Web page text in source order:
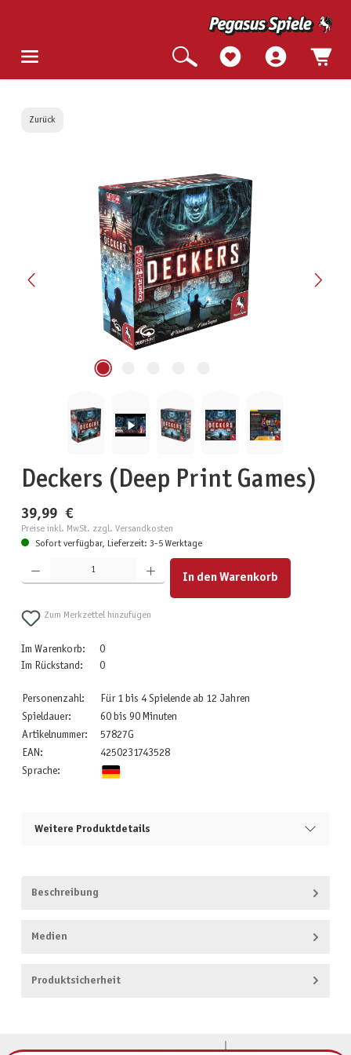
Zurück
Bildergalerie überspringen
Deckers (Deep Print Games)
39,99 €
Preise inkl. MwSt. zzgl. Versandkosten
Sofort verfügbar, Lieferzeit: 3-5 Werktage
Produkt Anzahl: Gib den gewünschten Wert ein oder benutze die Schaltflächen um die Anzahl zu
In den Warenkorb
Zum Merkzettel hinzufügen
Im Warenkorb:
0
Im Rückstand:
0
Personenzahl:
Für 1 bis 4 Spielende ab 12 Jahren
Spieldauer:
60 bis 90 Minuten
Artikelnummer:
57827G
EAN:
4250231743528
Sprache:
Weitere Produktdetails
Beschreibung
Medien
Produktsicherheit